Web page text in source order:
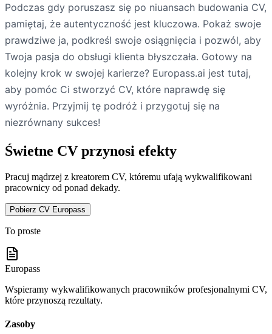
Podczas gdy poruszasz się po niuansach budowania CV,
pamiętaj, że autentyczność jest kluczowa. Pokaż swoje
prawdziwe ja, podkreśl swoje osiągnięcia i pozwól, aby
Twoja pasja do obsługi klienta błyszczała. Gotowy na
kolejny krok w swojej karierze? Europass.ai jest tutaj,
aby pomóc Ci stworzyć CV, które naprawdę się
wyróżnia. Przyjmij tę podróż i przygotuj się na
niezrównany sukces!
Świetne CV przynosi efekty
Pracuj mądrzej z kreatorem CV, któremu ufają wykwalifikowani
pracownicy od ponad dekady.
Pobierz CV Europass
To proste
Europass
Wspieramy wykwalifikowanych pracowników profesjonalnymi CV,
które przynoszą rezultaty.
Zasoby